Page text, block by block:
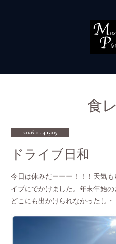
食
2026.01.14 13:05
ドライブ日和
今日は休みだーーー！！！天気
イブにでかけました。年末年始
どこにも出かけられなかったし